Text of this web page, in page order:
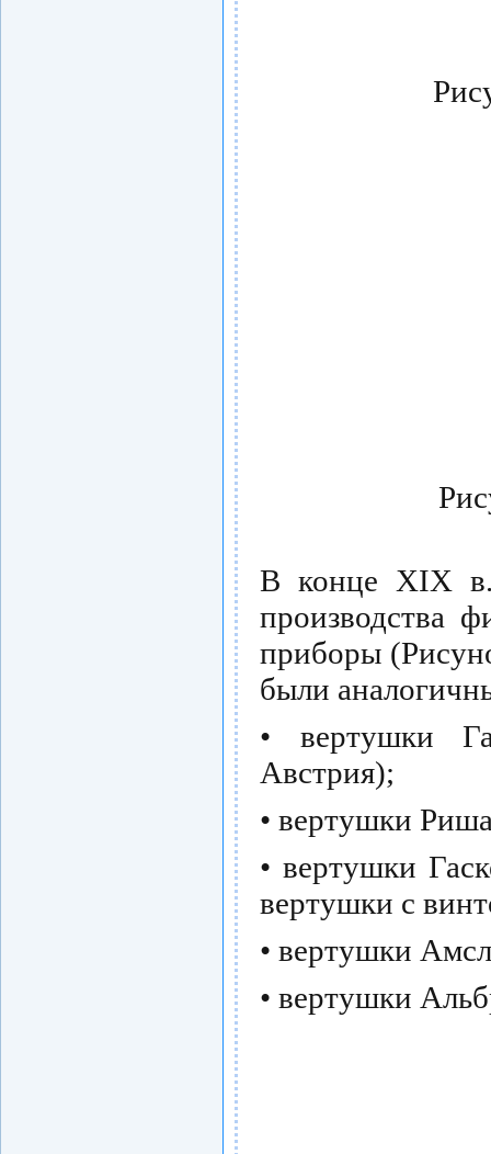
В конце XIX
производства
приборы
были
• вертушки
Австрия);
• вертушки
• вертушки
вертушки с
• вертушки
• вертушки